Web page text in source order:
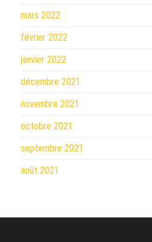
mars 2022
février 2022
janvier 2022
décembre 2021
novembre 2021
octobre 2021
septembre 2021
août 2021